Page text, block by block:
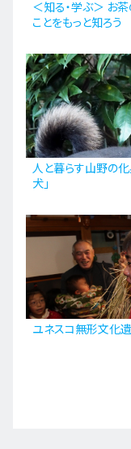
＜知る・学ぶ＞ お
ことをもっと知ろう
人と暮らす山野の
犬」
ユネスコ無形文化遺